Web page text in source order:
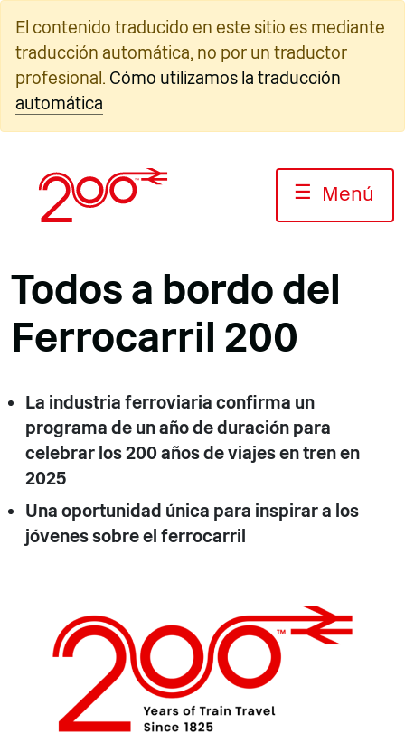
contenido
El contenido traducido en este sitio es mediante
traducción automática, no por un traductor
profesional. Cómo utilizamos la traducción
automática
☰ Menú
Todos a bordo del
Ferrocarril 200
La industria ferroviaria confirma un
programa de un año de duración para
celebrar los 200 años de viajes en tren en
2025
Una oportunidad única para inspirar a los
jóvenes sobre el ferrocarril